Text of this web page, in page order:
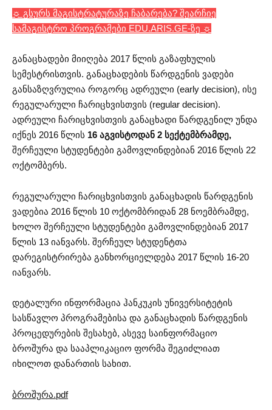
☼ გსურს მაგისტრატურაზე ჩაბარება? შეარჩიე
სამაგისტრო პროგრამები EDU.ARIS.GE-ზე ☼
განაცხადები მიიღება 2017 წლის გაზაფხულის
სემესტრისთვის. განაცხადების წარდგენის ვადები
განსაზღვრულია როგორც ადრეული (early decision), ისე
რეგულარული ჩარიცხვისთვის (regular decision).
ადრეული ჩარიცხვისთვის განაცხადი წარდგენილ უნდა
იქნეს 2016 წლის 16 აგვისტოდან 2 სექტემბრამდე,
შერჩეული სტუდენტები გამოვლინდებიან 2016 წლის 22
ოქტომბერს.
რეგულარული ჩარიცხვისთვის განაცხადის წარდგენის
ვადებია 2016 წლის 10 ოქტომბრიდან 28 ნოემბრამდე,
ხოლო შერჩეული სტუდენტები გამოვლინდებიან 2017
წლის 13 იანვარს. შერჩეულ სტუდენტთა
დარეგისტრირება განხორციელდება 2017 წლის 16-20
იანვარს.
დეტალური ინფორმაცია ჰანკუკის უნივერსიტეტის
სასწავლო პროგრამებისა და განაცხადის წარდგენის
პროცედურების შესახებ, ასევე საინფორმაციო
ბროშურა და სააპლიკაციო ფორმა შეგიძლიათ
იხილოთ დანართის სახით.
ბროშურა.pdf